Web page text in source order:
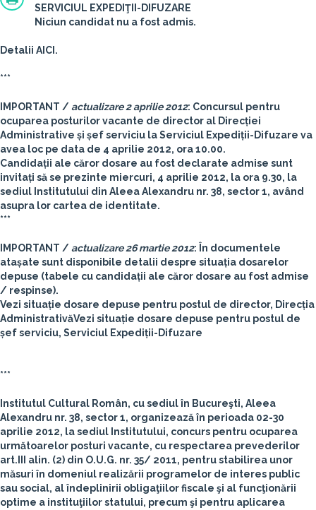
SERVICIUL EXPEDIŢII-DIFUZARE
Niciun candidat nu a fost admis.
Detalii AICI.
***
IMPORTANT /actualizare 2 aprilie 2012: Concursul pentru
ocuparea posturilor vacante de director al Direcției
Administrative și șef serviciu la Serviciul Expediții-Difuzare va
avea loc pe data de 4 aprilie 2012, ora 10.00.
Candidații ale căror dosare au fost declarate admise sunt
invitați să se prezinte miercuri, 4 aprilie 2012, la ora 9.30, la
sediul Institutului din Aleea Alexandru nr. 38, sector 1, având
asupra lor cartea de identitate.
***
IMPORTANT /actualizare 26 martie 2012: În documentele
atașate sunt disponibile detalii despre situația dosarelor
depuse (tabele cu candidații ale căror dosare au fost admise
/ respinse).
Vezi situație dosare depuse pentru postul de director, Direcția
AdministrativăVezi situație dosare depuse pentru postul de
șef serviciu, Serviciul Expediții-Difuzare
***
Institutul Cultural Român, cu sediul în Bucureşti, Aleea
Alexandru nr. 38, sector 1, organizează în perioada 02-30
aprilie 2012, la sediul Institutului, concurs pentru ocuparea
următoarelor posturi vacante, cu respectarea prevederilor
art.III alin. (2) din O.U.G. nr. 35/ 2011, pentru stabilirea unor
măsuri în domeniul realizării programelor de interes public
sau social, al îndeplinirii obligaţiilor fiscale şi al funcţionării
optime a instituţiilor statului, precum şi pentru aplicarea